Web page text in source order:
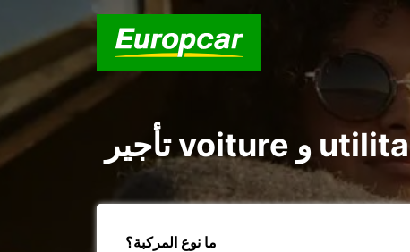
ما نوع المركبة؟